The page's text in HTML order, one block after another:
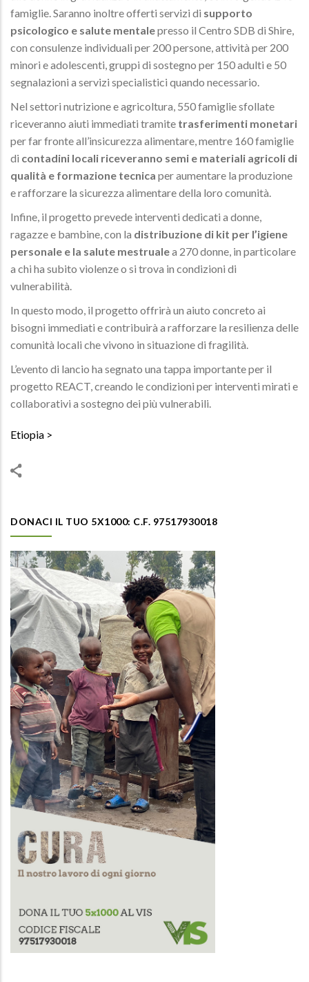
famiglie. Saranno inoltre offerti servizi di supporto
psicologico e salute mentalepresso il Centro SDB di Shire,
con consulenze individuali per 200 persone, attività per 200
minori e adolescenti, gruppi di sostegno per 150 adulti e 50
segnalazioni a servizi specialistici quando necessario.
Nel settori nutrizione e agricoltura, 550 famiglie sfollate
riceveranno aiuti immediati tramite trasferimenti monetari
per far fronte all’insicurezza alimentare, mentre 160 famiglie
di contadini locali riceveranno semi e materiali agricoli di
qualità e formazione tecnica per aumentare la produzione
e rafforzare la sicurezza alimentare della loro comunità.
Infine, il progetto prevede interventi dedicati a donne,
ragazze e bambine, con la distribuzione di kit per l’igiene
personale e la salute mestrualea 270 donne, in particolare
a chi ha subito violenze o si trova in condizioni di
vulnerabilità.
In questo modo, il progetto offrirà un aiuto concreto ai
bisogni immediati e contribuirà a rafforzare la resilienza delle
comunità locali che vivono in situazione di fragilità.
L’evento di lancio ha segnato una tappa importante per il
progetto REACT, creando le condizioni per interventi mirati e
collaborativi a sostegno dei più vulnerabili.
Etiopia
DONACI IL TUO 5X1000: C.F. 97517930018